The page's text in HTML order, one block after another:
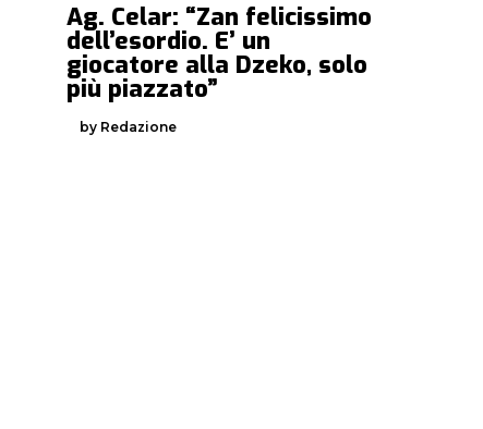
Ag. Celar: “Zan felicissimo
dell’esordio. E’ un
giocatore alla Dzeko, solo
più piazzato”
by Redazione